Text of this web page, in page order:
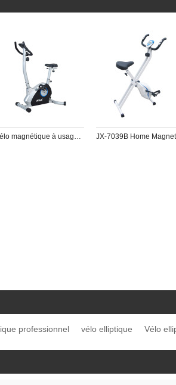
Vélo magnétique à usage domestique JX-7050
professionnel vélo elliptique Vélo